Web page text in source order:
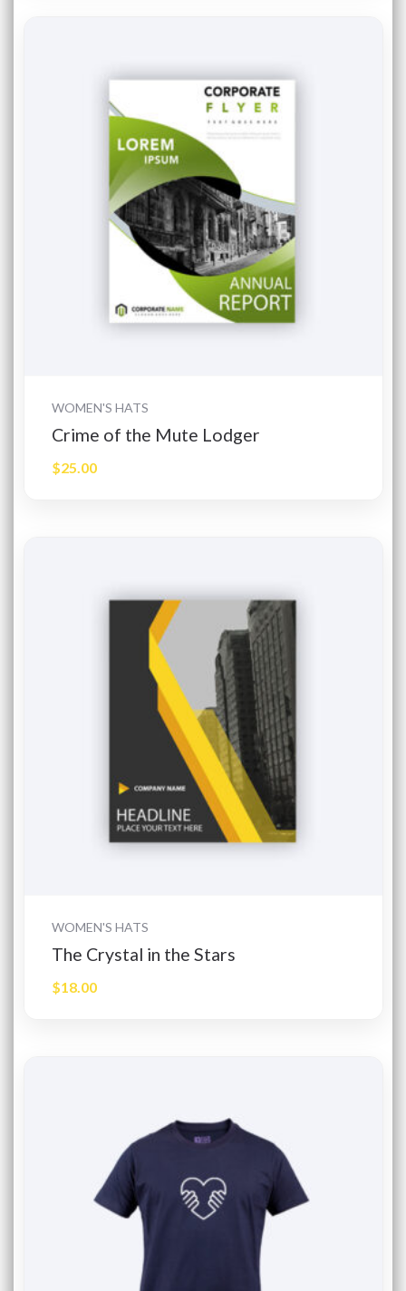
WOMEN'S HATS
Crime of the Mute Lodger
$25.00
WOMEN'S HATS
The Crystal in the Stars
$18.00